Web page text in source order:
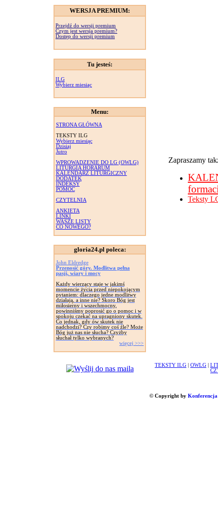
WERSJA PREMIUM:
Przejdź do wersji premium
Czym jest wersja premium?
Dostęp do wersji premium
Tu jesteś:
ILG
Wybierz miesiąc
Menu:
STRONA GŁÓWNA
TEKSTY ILG
Wybierz miesiąc
Dzisiaj
Jutro
WPROWADZENIE DO LG (OWLG)
LITURGIA HORARUM
KALENDARZ LITURGICZNY
DODATEK
INDEKSY
POMOC
CZYTELNIA
ANKIETA
LINKI
WASZE LISTY
CO NOWEGO?
gloria24.pl poleca:
John Eldredge
Przenosić góry. Modlitwa pełna
pasji, wiary i mocy
Każdy wierzący staje w jakimś
momencie życia przed niepokojącym
pytaniem: dlaczego jedne modlitwy
działają, a inne nie? Skoro Bóg jest
miłosierny i wszechmocny,
powinniśmy poprosić go o pomoc i w
spokoju czekać na upragniony skutek.
Co jednak, gdy ów skutek nie
nadchodzi? Czy robimy coś źle? Może
Bóg już nas nie słucha? Czyżby
słuchał tylko wybranych?
więcej >>>
Zapraszamy
Teksty
TEKSTY ILG OWLG
© Copyright by Konferencja